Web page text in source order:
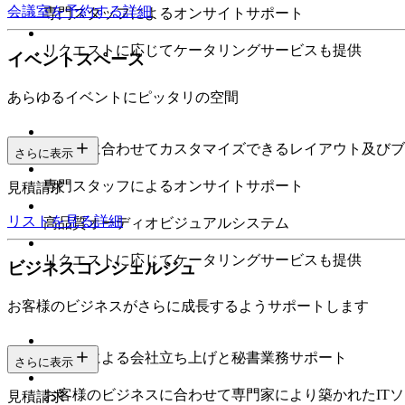
専門スタッフによるオンサイトサポート
リクエストに応じてケータリングサービスも提供
会議室を予約する詳細
イベントスペース
あらゆるイベントにピッタリの空間
ニーズに合わせてカスタマイズできるレイアウト及び
専門スタッフによるオンサイトサポート
高品質オーディオビジュアルシステム
リクエストに応じてケータリングサービスも提供
さらに表示
見積請求
リストを見る詳細
ビジネスコンシェルジュ
お客様のビジネスがさらに成長するようサポートします
専門家による会社立ち上げと秘書業務サポート
お客様のビジネスに合わせて専門家により築かれたIT
さらに表示
見積請求